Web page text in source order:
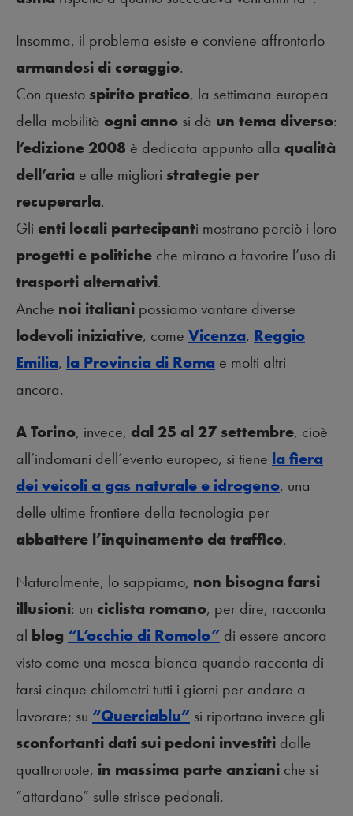
Insomma, il problema esiste e conviene affrontarlo
armandosi di coraggio.
Con questo spirito pratico, la settimana europea
della mobilità ogni anno si dà un tema diverso:
l’edizione 2008 è dedicata appunto alla qualità
dell’aria e alle migliori strategie per
recuperarla.
Gli enti locali partecipanti mostrano perciò i loro
progetti e politiche che mirano a favorire l’uso di
trasporti alternativi.
Anche noi italiani possiamo vantare diverse
lodevoli iniziative, come Vicenza, Reggio
Emilia, la Provincia di Roma e molti altri
ancora.
A Torino, invece, dal 25 al 27 settembre, cioè
all’indomani dell’evento europeo, si tiene la fiera
dei veicoli a gas naturale e idrogeno, una
delle ultime frontiere della tecnologia per
abbattere l’inquinamento da traffico.
Naturalmente, lo sappiamo, non bisogna farsi
illusioni: un ciclista romano, per dire, racconta
al blog “L’occhio di Romolo” di essere ancora
visto come una mosca bianca quando racconta di
farsi cinque chilometri tutti i giorni per andare a
lavorare; su “Querciablu” si riportano invece gli
sconfortanti dati sui pedoni investiti dalle
quattroruote, in massima parte anziani che si
“attardano” sulle strisce pedonali.